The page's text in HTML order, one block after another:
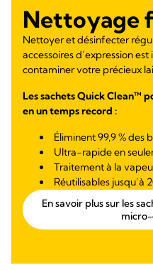
Nettoyage
Nettoyer et désinfecter
accessoires d’expression
contaminer votre précieux
Les sachets Quick Clean™
en un temps record :
Éliminent 99,9 % des
Ultra-rapide en
Traitement à la
Réutilisables jusqu’à
En savoir plus sur les